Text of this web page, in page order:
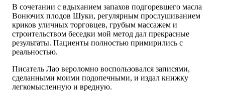
В сочетании с вдыханием запахов подгоревшего масла
Вонючих плодов Шуки, регулярным прослушиванием
криков уличных торговцев, грубым массажем и
строительством беседки мой метод дал прекрасные
результаты. Пациенты полностью примирились с
реальностью.
Писатель Лао вероломно воспользовался записями,
сделанными моими подопечными, и издал книжку
легкомысленную и вредную.